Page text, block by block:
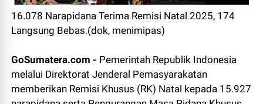
16.078 Narapidana Terima Remisi Natal 2025, 174
Langsung Bebas.(dok, menimipas)
GoSumatera.com - Pemerintah Republik Indonesia
melalui Direktorat Jenderal Pemasyarakatan
memberikan Remisi Khusus (RK) Natal kepada 15.927